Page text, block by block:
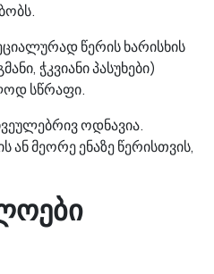
წერის ხარისხის
ჭკვიანი პასუხები)
სწრაფი.
ოდნავია.
მეორე ენაზე წერისთვის,